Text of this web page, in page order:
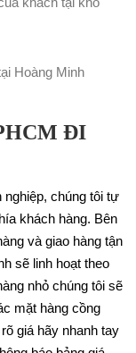
ĐI
nghiệp, chúng tôi tự
khách hàng. Bên
và giao hàng tận
sẽ linh hoạt theo
nhỏ chúng tôi sẽ
mặt hàng cồng
giá hãy nhanh tay